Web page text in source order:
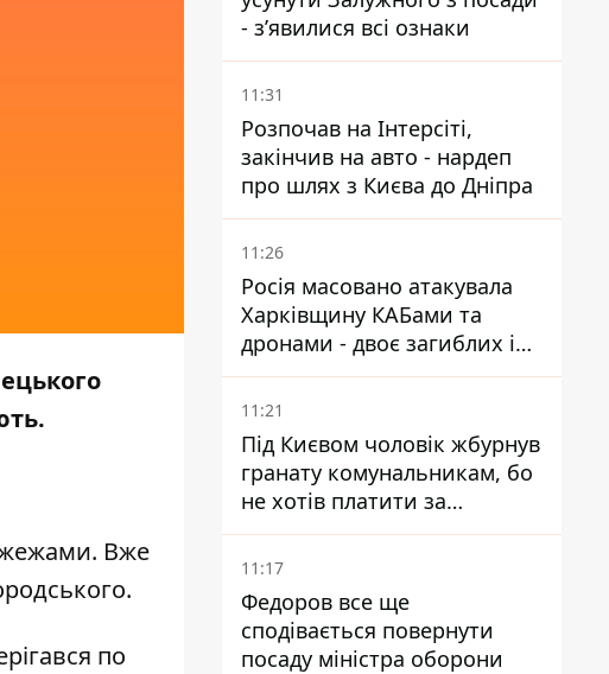
Вже
по
- зʼявилися всі ознаки
11:31
Розпочав на Інтерсіті,
закінчив на авто - нардеп
про шлях з Києва до Дніпра
11:26
Росія масовано атакувала
Харківщину КАБами та
дронами - двоє загиблих і
19 поранених
11:21
Під Києвом чоловік жбурнув
гранату комунальникам, бо
не хотів платити за
квитанціями
11:17
Федоров все ще
сподівається повернути
посаду міністра оборони